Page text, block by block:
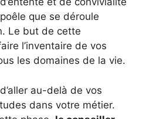
que se déroule
Le but de cette
l’inventaire de vos
les domaines de la vie.
au-delà de vos
dans votre métier.